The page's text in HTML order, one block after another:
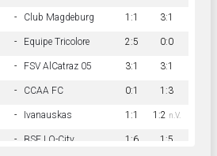
- Club Magdeburg 1:1 3:1
- Equipe Tricolore 2:5 0:0
- FSV AlCatraz 05 3:1 3:1
- CCAA FC 0:1 1:3
- Ivanauskas 1:1 1:2 n.V.
- BSF LO-City 1:6 1:5